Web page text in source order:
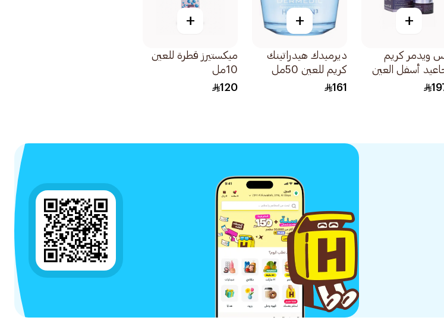
+
ويدمر كريم
أسفل العين
+
ديرميدك هيدراتينك
كريم للعين 50مل
161
+
ميكستيرز قطرة للعين
10مل
120